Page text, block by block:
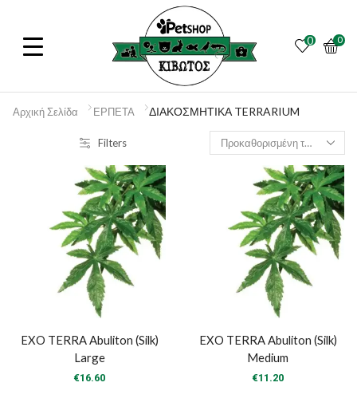
0 0
Αρχική Σελίδα ΕΡΠΕΤΑ ΔΙΑΚΟΣΜΗΤΙΚΑ TERRARIUM
Filters
EXO TERRA Abuliton (Silk)
Large
€16.60
EXO TERRA Abuliton (Silk)
Medium
€11.20